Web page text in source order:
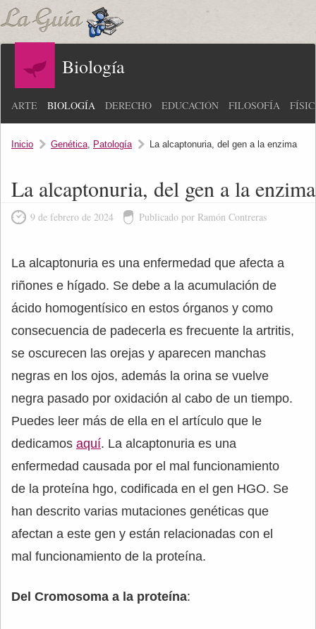
Biología
ARTE BIOLOGÍA DERECHO EDUCACIÓN FILOSOFÍA
Inicio Genética, Patología La alcaptonuria, del gen a la enzima
La alcaptonuria, del gen a la enzima
9 de febrero de 2024 Publicado por Ramón Contreras
La alcaptonuria es una enfermedad que afecta a
riñones e hígado. Se debe a la acumulación de
ácido homogentísico en estos órganos y como
consecuencia de padecerla es frecuente la artritis,
se oscurecen las orejas y aparecen manchas
negras en los ojos, además la orina se vuelve
negra pasado por oxidación al cabo de un tiempo.
Puedes leer más de ella en el artículo que le
dedicamos aquí. La alcaptonuria es una
enfermedad causada por el mal funcionamiento
de la proteína hgo, codificada en el gen HGO. Se
han descrito varias mutaciones genéticas que
afectan a este gen y están relacionadas con el
mal funcionamiento de la proteína.
Del Cromosoma a la proteína: